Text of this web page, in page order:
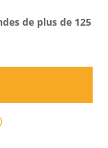
de plus de 125